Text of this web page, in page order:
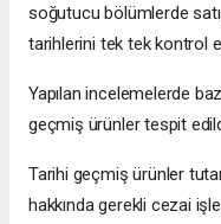
soğutucu bölümlerde
tarihlerini tek tek kontrol
Yapılan incelemelerde
geçmiş ürünler tespit
Tarihi geçmiş ürünler
hakkında gerekli cezai